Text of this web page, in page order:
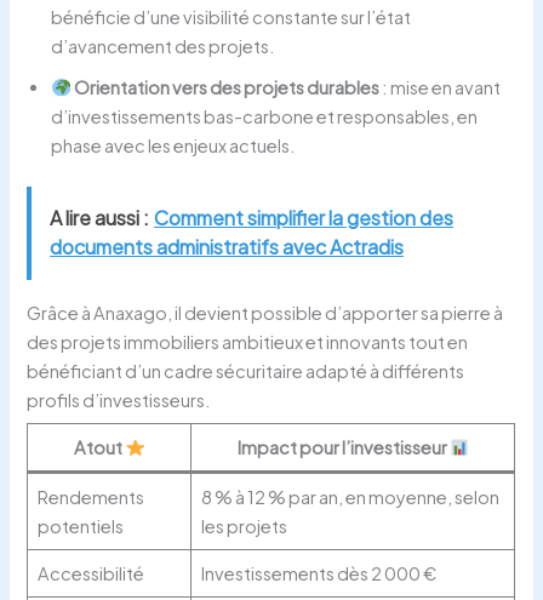
bénéficie d’une visibilité constante sur l’état
d’avancement des projets.
Orientation vers des projets durables : mise en avant
d’investissements bas-carbone et responsables, en
phase avec les enjeux actuels.
A lire aussi : Comment simplifier la gestion des
documents administratifs avec Actradis
Grâce à Anaxago, il devient possible d’apporter sa pierre à
des projets immobiliers ambitieux et innovants tout en
bénéficiant d’un cadre sécuritaire adapté à différents
profils d’investisseurs.
Atout Impact pour l’investisseur
Rendements
potentiels
8 % à 12 % par an, en moyenne, selon
les projets
Accessibilité Investissements dès 2 000 €